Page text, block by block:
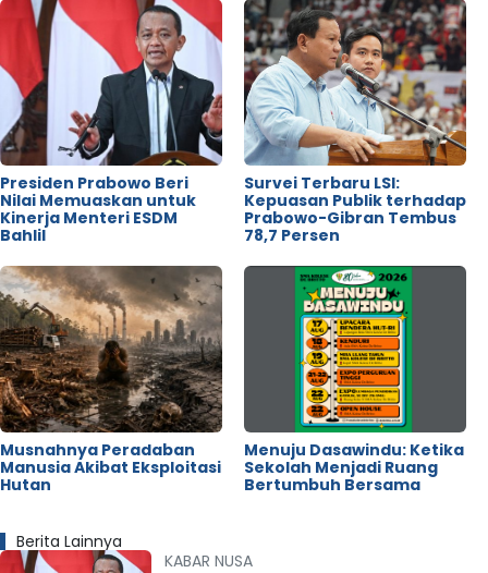
Presiden Prabowo Beri
Nilai Memuaskan untuk
Kinerja Menteri ESDM
Bahlil
Survei Terbaru LSI:
Kepuasan Publik terhadap
Prabowo-Gibran Tembus
78,7 Persen
Musnahnya Peradaban
Manusia Akibat Eksploitasi
Hutan
Menuju Dasawindu: Ketika
Sekolah Menjadi Ruang
Bertumbuh Bersama
Berita Lainnya
KABAR NUSA